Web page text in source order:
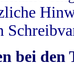
bei den